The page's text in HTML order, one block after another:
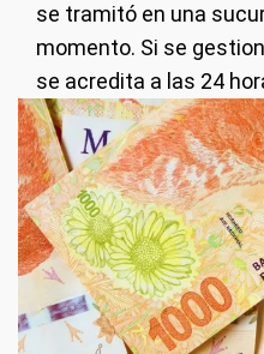
se tramitó en una
momento. Si se
se acredita a las 24